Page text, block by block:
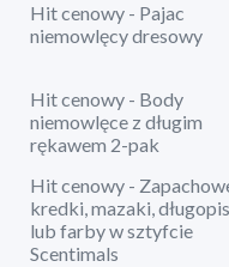
Hit cenowy - Pajac
niemowlęcy dresowy
Hit cenowy - Body
niemowlęce z długim
rękawem 2-pak
Hit cenowy -
kredki, mazaki,
lub farby w sztyfcie
Scentimals